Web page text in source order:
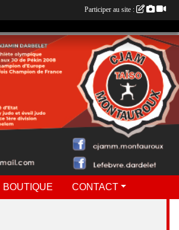
BOUTIQUE CONTACT
Participer au site :